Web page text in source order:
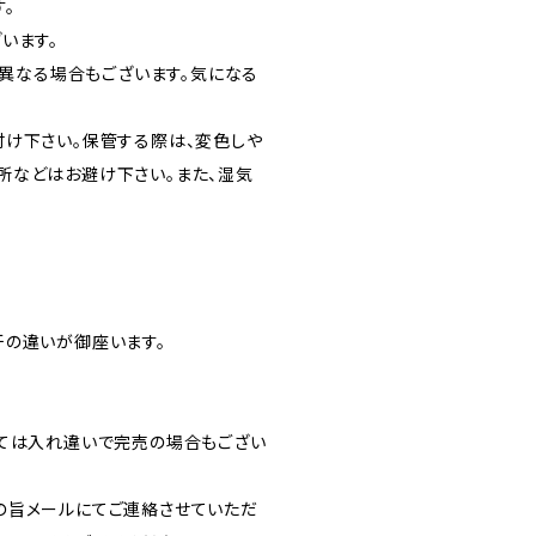
ます。
なる場合もございます。気になる
下さい。保管する際は、変色しや
どはお避け下さい。また、湿気
違いが御座います。
は入れ違いで完売の場合もござい
メールにてご連絡させていただ